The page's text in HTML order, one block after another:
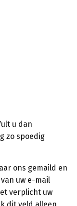
u dan
zo spoedig
ons gemaild en
uw e-mail
verplicht uw